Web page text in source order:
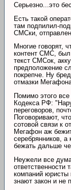
Серьезно...это
Есть такой
там подпилил-
СМСки,
Многие говорят,
контент СМС, был
текст СМСок,
предположение
покрепче. Ну
отмазки
Помимо этого
Кодекса РФ:
переговоров,
Поговоривают,
сотовой связи к
Мегафон аж
серебрянников, а
бежать дальше
Неужели все
ответственности
компаний юристы
знают закон и не